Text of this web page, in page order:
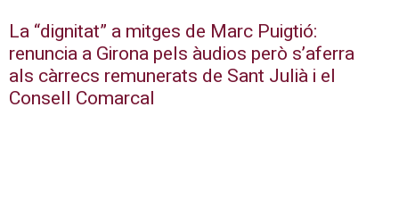
La “dignitat” a mitges de Marc Puigtió:
renuncia a Girona pels àudios però s’aferra
als càrrecs remunerats de Sant Julià i el
Consell Comarcal